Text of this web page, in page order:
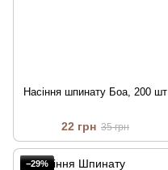
Насіння шпинату Боа, 200 шт
22 грн 35 грн
−29%